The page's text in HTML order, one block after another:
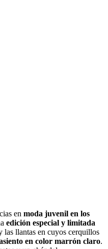
en moda juvenil en los
edición especial y limitada
las llantas en cuyos cerquillos
en color marrón claro.